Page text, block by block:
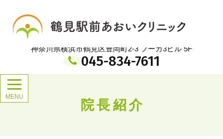
鶴見駅前あおいクリニック
神奈川県横浜市鶴見区豊岡町2-3 フーガ3ビル 5F
045-834-7611
院長紹介